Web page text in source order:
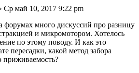
Ср май 10, 2017 9:22 pm
много дискуссий про разницу
и микромотором. Хотелось
по этому поводу. И как это
пересадки, какой метод забора
приживаемость?